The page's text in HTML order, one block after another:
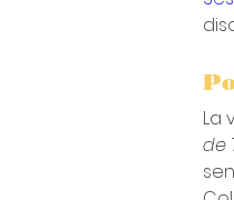
La
de